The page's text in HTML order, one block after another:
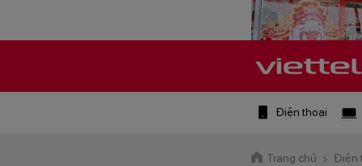
Điện thoại
Trang chủ Điện